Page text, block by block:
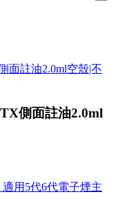
側面註油2.0ml